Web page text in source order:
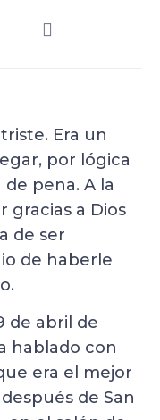
Era un
por lógica
pena. A la
gracias a Dios
de ser
de haberle
de abril de
hablado con
era el mejor
de San